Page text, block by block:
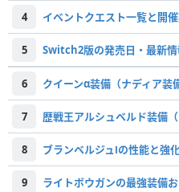
4 イベントクエスト一覧と開
5 Switch2版の発売日・最新
6 クイーンα装備（ナディア装
7 歴戦王アルシュベルド装備
8 ブランベルジュⅠの性能と強
9 ライトボウガンの最強装備